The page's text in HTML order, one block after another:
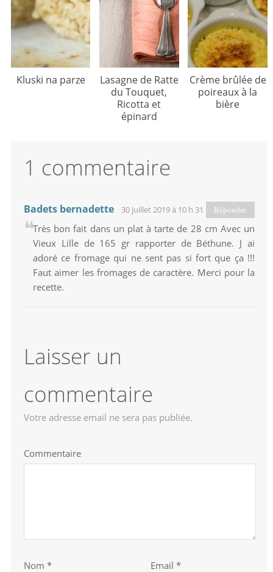
Kluski na parze
Lasagne de Ratte
du Touquet,
Ricotta et
épinard
Crème brûlée de
poireaux à la
bière
1 commentaire
Badets bernadette 30 juillet 2019 à 10 h 31 min
Très bon fait dans un plat à tarte de 28 cm Avec un
Vieux Lille de 165 gr rapporter de Béthune. J ai
adoré ce fromage qui ne sent pas si fort que ça !!!
Faut aimer les fromages de caractère. Merci pour la
recette.
Répondre
Laisser un
commentaire
Votre adresse email ne sera pas publiée.
Commentaire
Nom * Email *